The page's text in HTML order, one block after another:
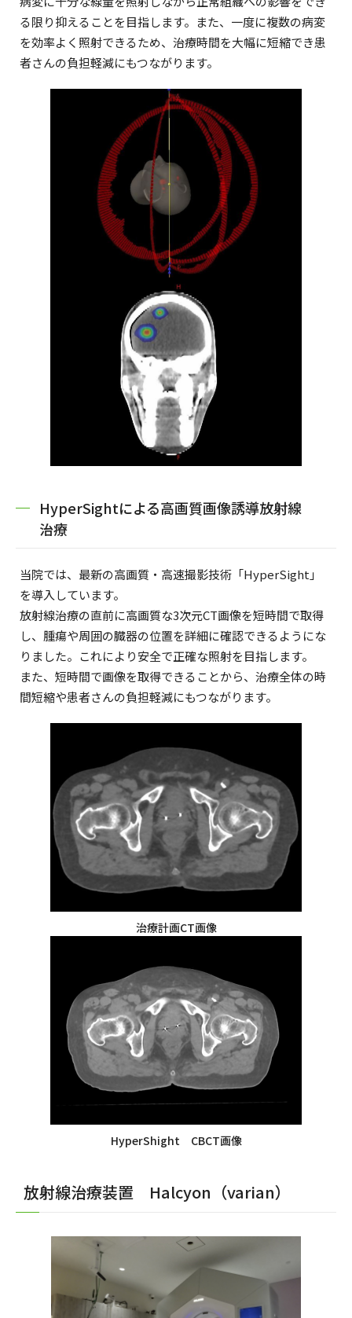
る限り抑えることを目指します。また、一度に複数の病変
を効率よく照射できるため、治療時間を大幅に短縮でき患
者さんの負担軽減にもつながります。
HyperSightによる高画質画像誘導放射線
治療
当院では、最新の高画質・高速撮影技術「HyperSight」
を導入しています。
放射線治療の直前に高画質な3次元CT画像を短時間で取得
し、腫瘍や周囲の臓器の位置を詳細に確認できるようにな
りました。これにより安全で正確な照射を目指します。
また、短時間で画像を取得できることから、治療全体の時
間短縮や患者さんの負担軽減にもつながります。
治療計画CT画像
HyperShight CBCT画像
放射線治療装置 Halcyon（varian）